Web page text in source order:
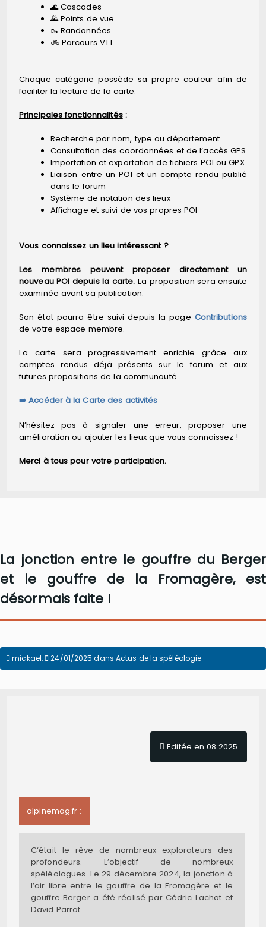
🌊 Cascades
🌄 Points de vue
🥾 Randonnées
🚲 Parcours VTT
Chaque catégorie possède sa propre couleur afin de
faciliter la lecture de la carte.
Principales fonctionnalités:
Recherche par nom, type ou département
Consultation des coordonnées et de l’accès GPS
Importation et exportation de fichiers POI ou GPX
Liaison entre un POI et un compte rendu publié
dans le forum
Système de notation des lieux
Affichage et suivi de vos propres POI
Vous connaissez un lieu intéressant ?
Les membres peuvent proposer directement un
nouveau POI depuis la carte. La proposition sera ensuite
examinée avant sa publication.
Son état pourra être suivi depuis la page Contributions
de votre espace membre.
La carte sera progressivement enrichie grâce aux
comptes rendus déjà présents sur le forum et aux
futures propositions de la communauté.
➡️ Accéder à la Carte des activités
N’hésitez pas à signaler une erreur, proposer une
amélioration ou ajouter les lieux que vous connaissez !
Merci à tous pour votre participation.
La jonction entre le gouffre du Berger
et le gouffre de la Fromagère, est
désormais faite !
mickael, 24/01/2025 dans Actus de la spéléologie
Editée en 08.2025
alpinemag.fr :
C‘était le rêve de nombreux explorateurs des
profondeurs. L’objectif de nombreux
spéléologues. Le 29 décembre 2024, la jonction à
l’air libre entre le gouffre de la Fromagère et le
gouffre Berger a été réalisé par Cédric Lachat et
David Parrot.